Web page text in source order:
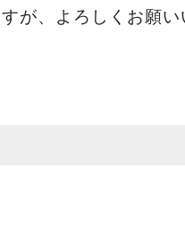
が、よろしくお願い